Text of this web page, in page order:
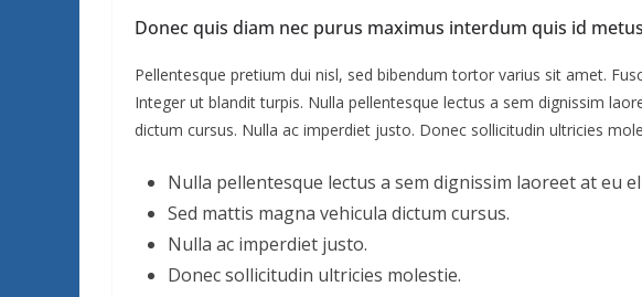
Donec quis diam nec purus maximus interdum quis id
Pellentesque pretium dui nisl, sed bibendum tortor varius sit amet.
Integer ut blandit turpis. Nulla pellentesque lectus a sem dignissim
dictum cursus. Nulla ac imperdiet justo. Donec sollicitudin ultricies
Nulla pellentesque lectus a sem dignissim laoreet at eu
Sed mattis magna vehicula dictum cursus.
Nulla ac imperdiet justo.
Donec sollicitudin ultricies molestie.